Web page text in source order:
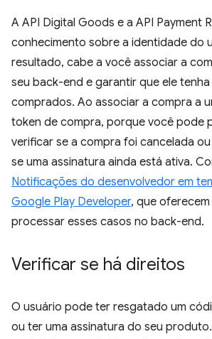
A API Digital Goods e a API Payment
conhecimento sobre a identidade do
resultado, cabe a você associar a
seu back-end e garantir que ele
comprados. Ao associar a compra a
token de compra, porque você pode
verificar se a compra foi cancelada
se uma assinatura ainda está ativa.
Notificações do desenvolvedor em
Google Play Developer, que
processar esses casos no back-end.
Verificar se há direitos
O usuário pode ter resgatado um
ou ter uma assinatura do seu